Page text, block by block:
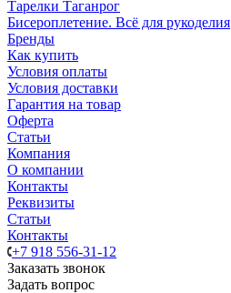
Тарелки Таганрог
Бисероплетение. Всё для рукоделия
Бренды
Как купить
Условия оплаты
Условия доставки
Гарантия на товар
Оферта
Статьи
Компания
О компании
Контакты
Реквизиты
Статьи
Контакты
+7 918 556-31-12
Заказать звонок
Задать вопрос